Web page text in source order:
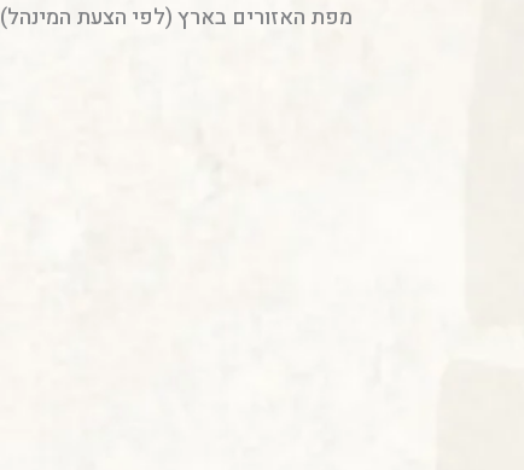
מפת האזורים בארץ (לפי הצעת המינהל)